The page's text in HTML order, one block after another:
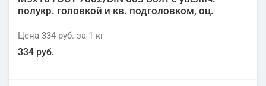
полукр. головкой и кв. подголовком, оц.
Цена 334 руб. за 1 кг
334 руб.